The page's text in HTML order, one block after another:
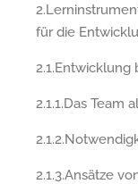
für die
2.1.Entwicklung
2.1.1.Das Team
2.1.3.Ansätze